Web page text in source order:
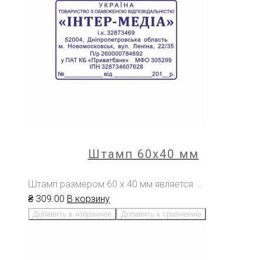
Штамп 60х40 мм
Штамп размером 60 х 40 мм является ...
₴ 309 .00 В корзину
Добавить в избранное Добавить к сравнению